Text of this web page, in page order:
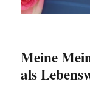
Meine
als